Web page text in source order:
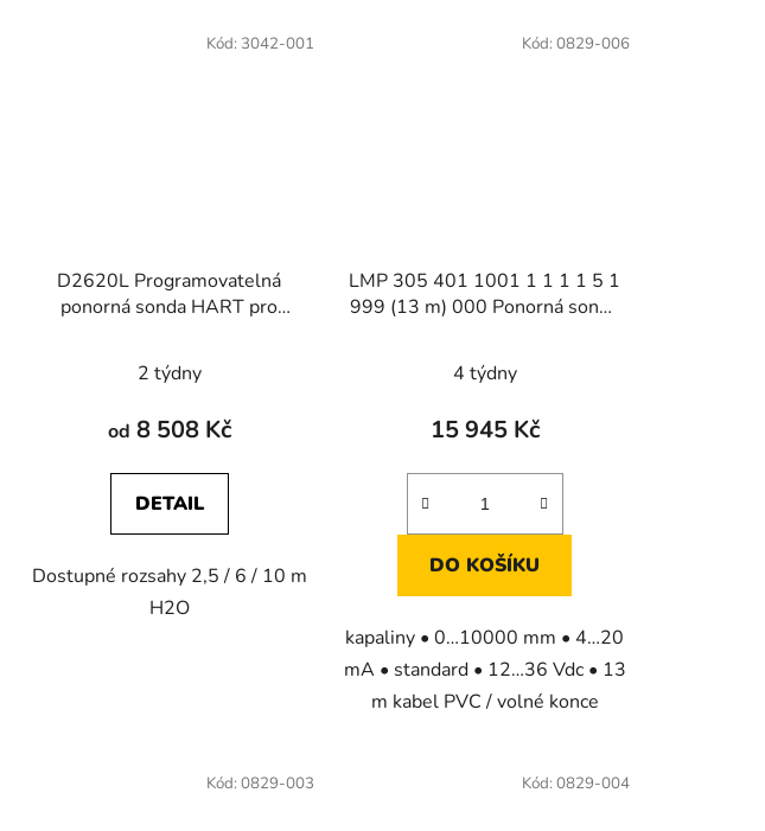
D2620L Programovatelná
ponorná sonda HART pro
2 týdny
od 8 508 Kč
DETAIL
Dostupné rozsahy 2,5 / 6 / 10 m
H2O
Kód: 3042-001
LMP 305 401 1001 1 1 1 1 5 1
999 (13 m) 000 Ponorná sonda
kapalin
4 týdny
15 945 Kč
DO KOŠÍKU
kapaliny • 0…10000 mm • 4…20
mA • standard • 12…36 Vdc • 13
m kabel PVC / volné konce
Kód: 0829-006
Kód: 0829-003 Kód: 0829-004